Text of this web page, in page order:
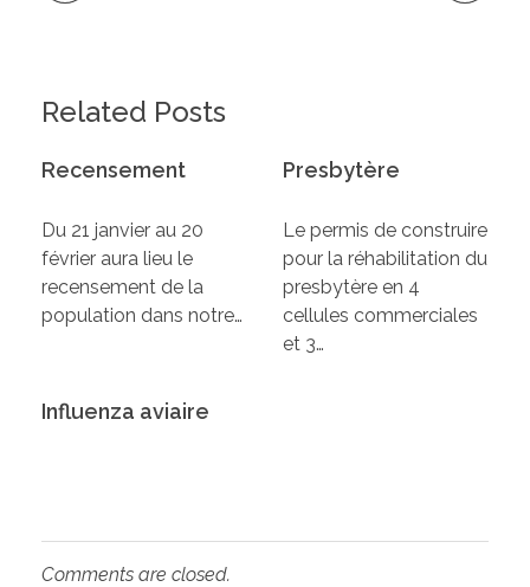
Related Posts
Recensement
Du 21 janvier au 20
février aura lieu le
recensement de la
population dans notre…
Presbytère
Le permis de construire
pour la réhabilitation du
presbytère en 4
cellules commerciales
et 3…
Influenza aviaire
Comments are closed.